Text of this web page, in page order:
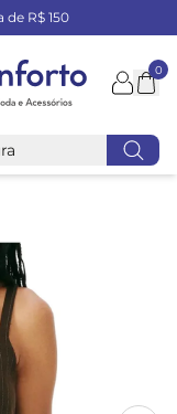
R$ 150
0